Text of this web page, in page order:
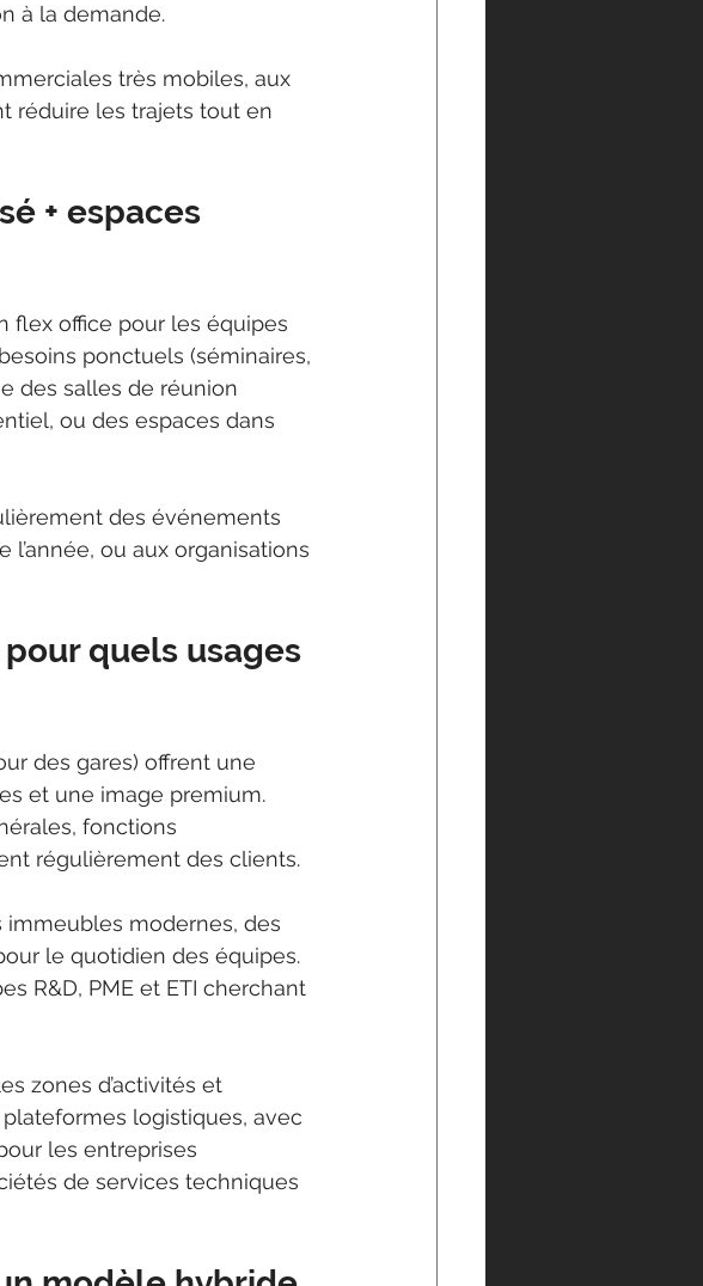
à la demande.
très mobiles, aux
réduire les trajets tout en
+ espaces
flex office pour les équipes
ponctuels (séminaires,
des salles de réunion
ou des espaces dans
des événements
ou aux organisations
quels usages
des gares) offrent une
et une image premium.
fonctions
régulièrement des clients.
modernes, des
le quotidien des équipes.
R&D, PME et ETI cherchant
zones d’activités et
logistiques, avec
les entreprises
de services techniques